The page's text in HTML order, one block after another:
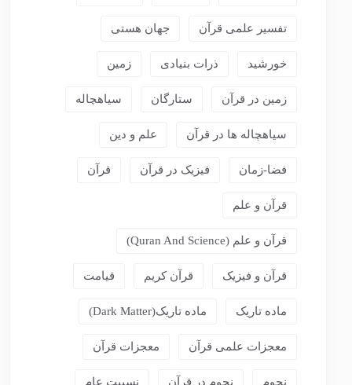
تفسیر علمی قرآن جهان هستی
خورشید ذرات بنیادی زمین
زمین در قرآن ستارگان سیاهچاله
سیاهچاله ها در قرآن علم و دین
فضا-زمان فیزیک در قرآن قرآن
قرآن و علم
قرآن و علم (Quran And Science)
قرآن و فیزیک قرآن کریم قیامت
ماده تاریک ماده تاریک(dark Matter)
معجزات علمی قرآن معجزات قرآن
نجوم نجوم در قرآن نسبیت عام